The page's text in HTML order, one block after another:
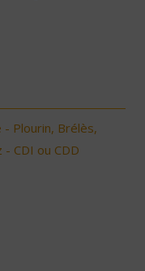
- Plourin, Brélès,
CDI ou CDD